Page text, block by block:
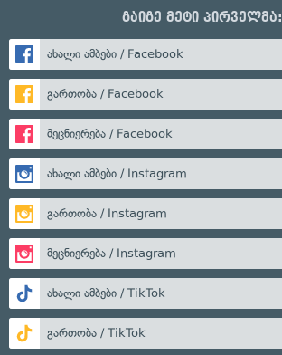
გაიგე მეტი პირველმა:
ახალი ამბები / Facebook
გართობა / Facebook
მეცნიერება / Facebook
ახალი ამბები / Instagram
გართობა / Instagram
მეცნიერება / Instagram
ახალი ამბები / TikTok
გართობა / TikTok